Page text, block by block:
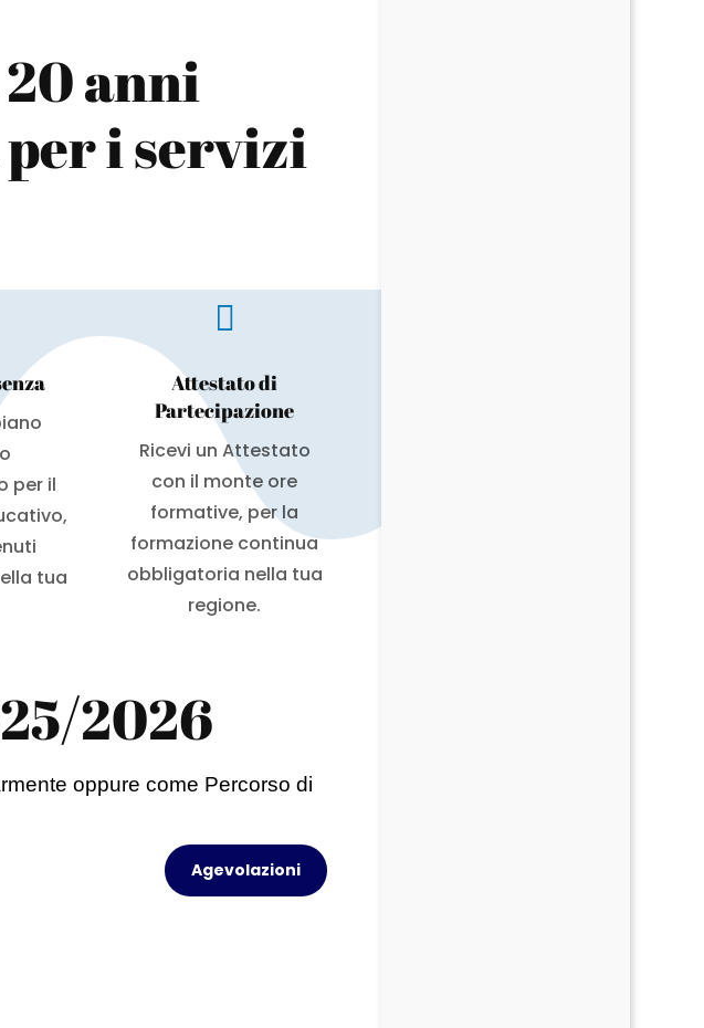
20 anni
i servizi
per il
tua

Attestato di
Partecipazione
Ricevi un Attestato
con il monte ore
formative, per la
formazione continua
obbligatoria nella tua
regione.
2026
oppure come Percorso di
Agevolazioni